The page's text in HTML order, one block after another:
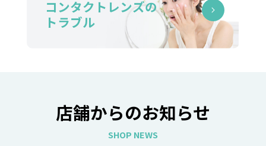
コンタクトレンズの
トラブル
店舗からのお知らせ
SHOP NEWS